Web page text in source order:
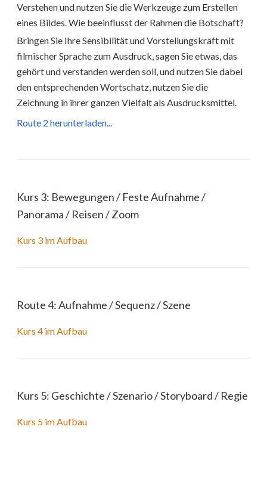
Verstehen und nutzen Sie die Werkzeuge zum Erstellen
eines Bildes. Wie beeinflusst der Rahmen die Botschaft?
Bringen Sie Ihre Sensibilität und Vorstellungskraft mit
filmischer Sprache zum Ausdruck, sagen Sie etwas, das
gehört und verstanden werden soll, und nutzen Sie dabei
den entsprechenden Wortschatz, nutzen Sie die
Zeichnung in ihrer ganzen Vielfalt als Ausdrucksmittel.
Route 2 herunterladen...
Kurs 3: Bewegungen / Feste Aufnahme /
Panorama / Reisen / Zoom
Kurs 3 im Aufbau
Route 4: Aufnahme / Sequenz / Szene
Kurs 4 im Aufbau
Kurs 5: Geschichte / Szenario / Storyboard / Regie
Kurs 5 im Aufbau